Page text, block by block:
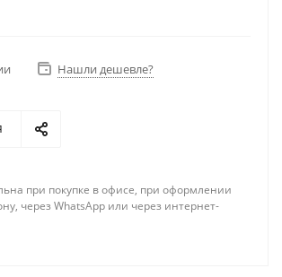
Видеокарта RTX 4090 24Гб,
Нашли дешевле?
при покупке в офисе, при оформлении
через WhatsApp или через интернет-